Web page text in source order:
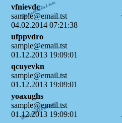
vfnievdc
sample@email.tst
04.02.2014 07:21:38
ufppvdro
sample@email.tst
01.12.2013 19:09:01
qcuyevkn
sample@email.tst
01.12.2013 19:09:01
yoaxughs
sample@email.tst
01.12.2013 19:09:01